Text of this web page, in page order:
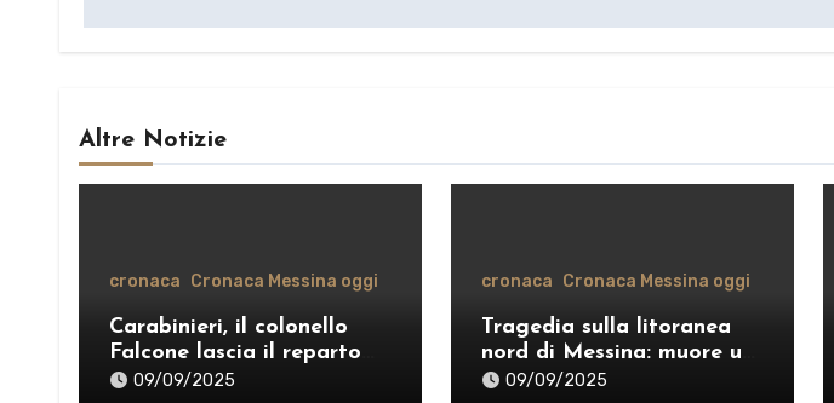
Altre Notizie
cronaca Cronaca Messina oggi
Carabinieri, il colonello
Falcone lascia il reparto
operativo di Messina per il
09/09/2025
cronaca Cronaca Messina oggi
Tragedia sulla litoranea
nord di Messina: muore un
ventenne, donati gli
09/09/2025